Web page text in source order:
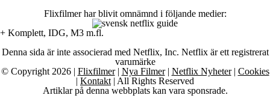
Flixfilmer har blivit omnämnd i följande medier:
+ Komplett, IDG, M3 m.fl.
Denna sida är inte associerad med Netflix, Inc. Netflix är ett registrerat
varumärke
© Copyright 2026 | Flixfilmer| Nya Filmer| Netflix Nyheter| Cookies
| Kontakt | All Rights Reserved
Artiklar på denna webbplats kan vara sponsrade.